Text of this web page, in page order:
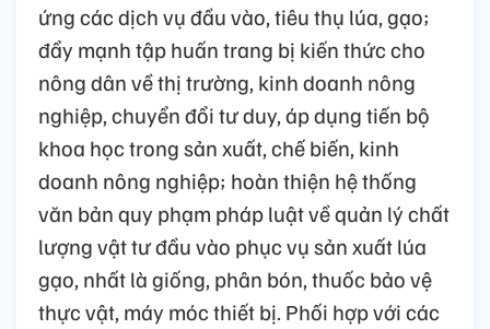
ứng các dịch vụ đầu vào, tiêu thụ lúa, gạo;
đẩy mạnh tập huấn trang bị kiến thức cho
nông dân về thị trường, kinh doanh nông
nghiệp, chuyển đổi tư duy, áp dụng tiến bộ
khoa học trong sản xuất, chế biến, kinh
doanh nông nghiệp; hoàn thiện hệ thống
văn bản quy phạm pháp luật về quản lý chất
lượng vật tư đầu vào phục vụ sản xuất lúa
gạo, nhất là giống, phân bón, thuốc bảo vệ
thực vật, máy móc thiết bị. Phối hợp với các